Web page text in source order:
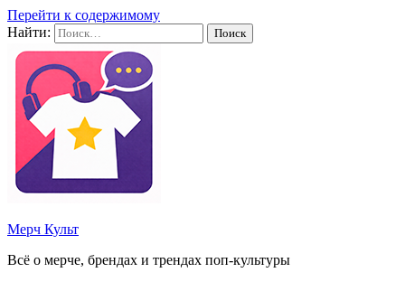
Перейти к содержимому
Найти:
Мерч Культ
Всё о мерче, брендах и трендах поп-культуры